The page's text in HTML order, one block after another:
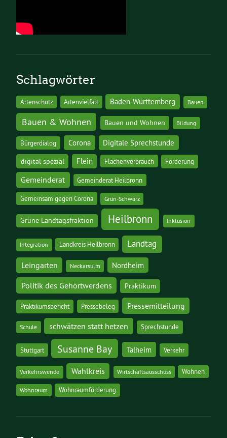
Schlagwörter
Artenschutz Artenvielfalt Baden-Württemberg Bauen
Bauen & Wohnen Bauen und Wohnen Bildung
Bürgerdialog Corona Digitale Sprechstunde
digital spezial Flein Flächenverbrauch Förderung
Gemeinderat Gemeinderat Heilbronn
Gemeinsam gegen Corona Grün-Schwarz
Grüne Landtagsfraktion Heilbronn Inklusion
Integration Landkreis Heilbronn Landtag
Leingarten Neckarsulm Nordheim
Politik des Gehörtwerdens Praktikum
Praktikumsbericht Pressebeleg Pressemitteilung
Schule schwätzen statt hetzen Sprechstunde
Stuttgart Susanne Bay Talheim Verkehr
Verkehrswende Wahlkreis Wirtschaftsausschuss Wohnen
Wohnraum Wohnraumförderung